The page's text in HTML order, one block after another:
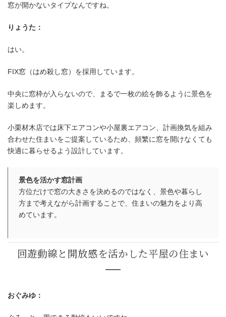
窓が開かないタイプなんですね。
りょうた：
はい。
FIX窓（はめ殺し窓）を採用しています。
中央に窓枠が入らないので、まるで一枚の絵を飾るように景色を
楽しめます。
小栗材木店では床下エアコンや小屋裏エアコン、計画換気を組み
合わせた住まいをご提案しているため、頻繁に窓を開けなくても
快適に暮らせるよう設計しています。
景色を活かす窓計画
方位だけで窓の大きさを決めるのではなく、景色や暮らし
方まで考えながら計画することで、住まいの魅力をより高
めています。
おぐみゆ：